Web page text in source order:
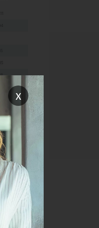
već
kao
x